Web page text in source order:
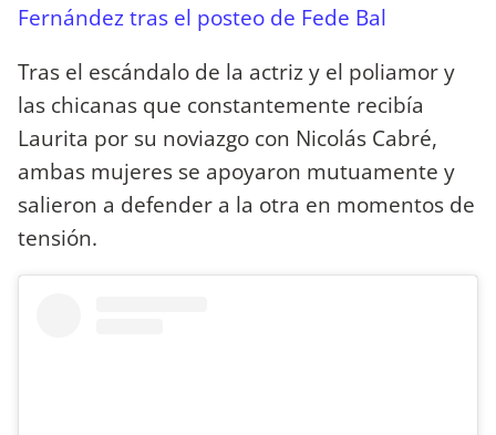
Fernández tras el posteo de Fede Bal
Tras el escándalo de la actriz y el poliamor y
las chicanas que constantemente recibía
Laurita por su noviazgo con Nicolás Cabré,
ambas mujeres se apoyaron mutuamente y
salieron a defender a la otra en momentos de
tensión.